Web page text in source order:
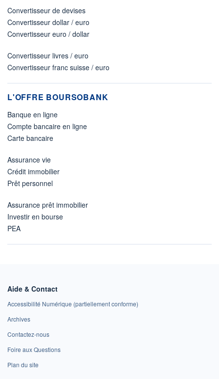
Convertisseur de devises
Convertisseur dollar / euro
Convertisseur euro / dollar
Convertisseur livres / euro
Convertisseur franc suisse / euro
L'OFFRE BOURSOBANK
Banque en ligne
Compte bancaire en ligne
Carte bancaire
Assurance vie
Crédit immobilier
Prêt personnel
Assurance prêt immobilier
Investir en bourse
PEA
Aide & Contact
Accessibilité Numérique (partiellement conforme)
Archives
Contactez-nous
Foire aux Questions
Plan du site